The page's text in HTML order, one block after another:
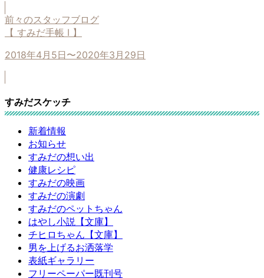
前々のスタッフブログ
【 すみだ手帳 I 】
2018年4月5日〜2020年3月29日
すみだスケッチ
新着情報
お知らせ
すみだの想い出
健康レシピ
すみだの映画
すみだの演劇
すみだのペットちゃん
はやし小説【文庫】
チヒロちゃん【文庫】
男を上げるお洒落学
表紙ギャラリー
フリーペーパー既刊号